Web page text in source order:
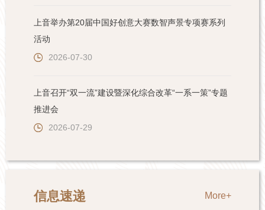
上音举办第20届中国好创意大赛数智声景专项赛系列
活动
2026-07-30
上音召开“双一流”建设暨深化综合改革“一系一策”专题
推进会
2026-07-29
信息速递 More+